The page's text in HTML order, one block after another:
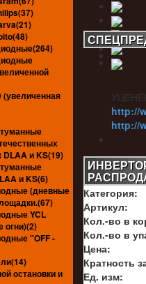
(увеличенная
и KS(19)
и KS(6)
(дневные
YCL
огни)(2)
''OFF -
остановки и
http://
http://
http://
Категория:
Артикул:
Кол.-во в
Кол.-во в
Цена:
Кратность
Ед. изм: